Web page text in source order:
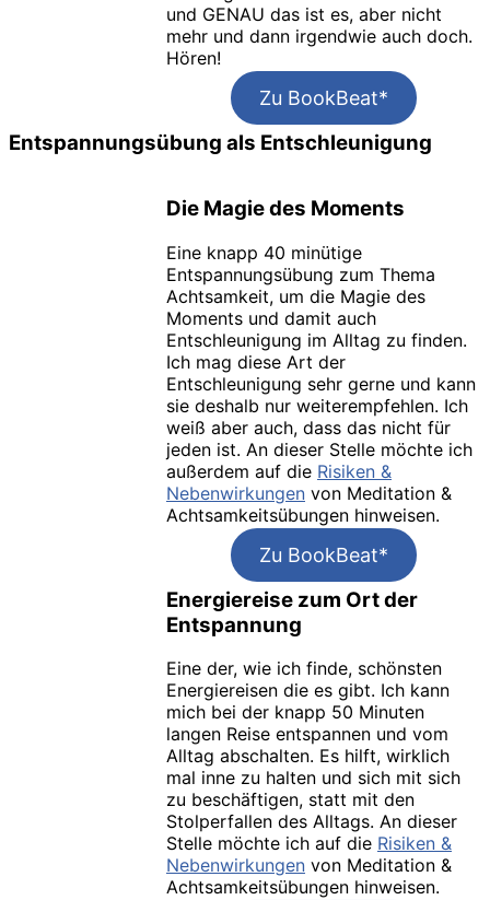
und GENAU das ist es, aber nicht
mehr und dann irgendwie auch doch.
Hören!
Zu BookBeat*
Entspannungsübung als Entschleunigung
Die Magie des Moments
Eine knapp 40 minütige
Entspannungsübung zum Thema
Achtsamkeit, um die Magie des
Moments und damit auch
Entschleunigung im Alltag zu finden.
Ich mag diese Art der
Entschleunigung sehr gerne und kann
sie deshalb nur weiterempfehlen. Ich
weiß aber auch, dass das nicht für
jeden ist. An dieser Stelle möchte ich
außerdem auf die Risiken &
Nebenwirkungenvon Meditation &
Achtsamkeitsübungen hinweisen.
Zu BookBeat*
Energiereise zum Ort der
Entspannung
Eine der, wie ich finde, schönsten
Energiereisen die es gibt. Ich kann
mich bei der knapp 50 Minuten
langen Reise entspannen und vom
Alltag abschalten. Es hilft, wirklich
mal inne zu halten und sich mit sich
zu beschäftigen, statt mit den
Stolperfallen des Alltags. An dieser
Stelle möchte ich auf die Risiken &
Nebenwirkungenvon Meditation &
Achtsamkeitsübungen hinweisen.